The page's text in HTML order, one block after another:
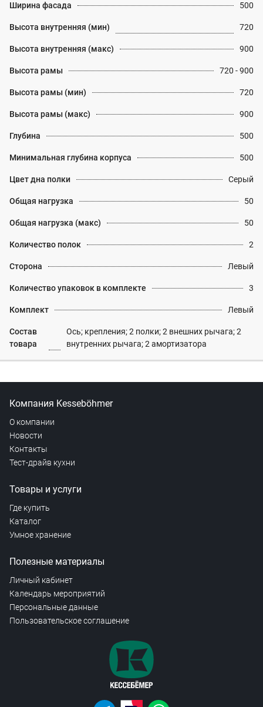
Ширина фасада 500
Высота внутренняя (мин) 720
Высота внутренняя (макс) 900
Высота рамы 720 - 900
Высота рамы (мин) 720
Высота рамы (макс) 900
Глубина 500
Минимальная глубина корпуса 500
Цвет дна полки Серый
Общая нагрузка 50
Общая нагрузка (макс) 50
Количество полок 2
Сторона Левый
Количество упаковок в комплекте 3
Комплект Левый
Состав
товара
Ось; крепления; 2 полки; 2 внешних рычага; 2
внутренних рычага; 2 амортизатора
Компания Kesseböhmer
О компании
Новости
Контакты
Тест-драйв кухни
Товары и услуги
Где купить
Каталог
Умное хранение
Полезные материалы
Личный кабинет
Календарь мероприятий
Персональные данные
Пользовательское соглашение